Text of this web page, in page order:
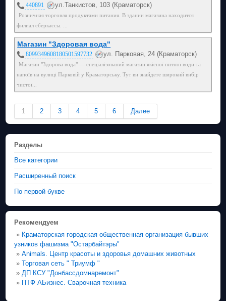
440891 ул.Танкистов, 103 (Краматорск)
Розничная торговля продуктами питания. В здании магазина находится
филиал сберкассы. ...
Магазин "Здоровая вода"
8099349608180501597732 ул. Парковая, 24 (Краматорск)
Магазин "Здорова вода" — спеціалізований магазин якісної питної води та
напоїв на вулиці Парковій у Краматорську. Тут ви знайдете широкий вибір
чистої...
1 2 3 4 5 6 Далее
Разделы
Все категории
Расширенный поиск
По первой букве
Рекомендуем
» Краматорская городская общественная организация бывших
узников фашизма "Остарбайтэры"
»Animals. Центр красоты и здоровья домашних животных
»Торговая сеть " Триумф "
» ДП КСУ "Донбассдомнаремонт"
» ПТФ АБизнес. Сварочная техника